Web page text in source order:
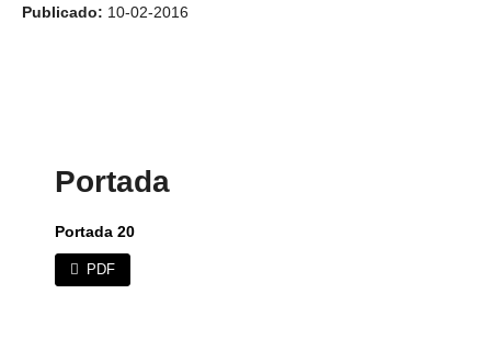
Publicado: 10-02-2016
Portada
Portada 20
PDF